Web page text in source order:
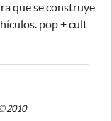
que se construye
. pop + cult
2010